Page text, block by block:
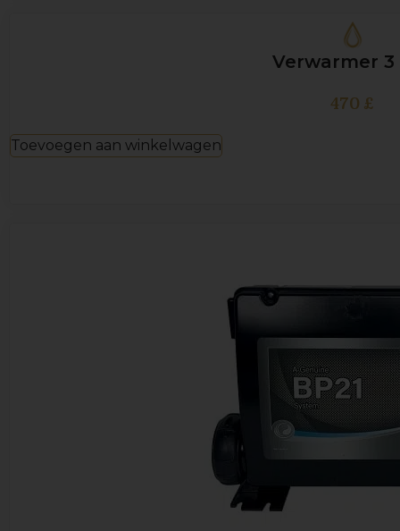
Verwarmer 3
470 £
Toevoegen aan winkelwagen